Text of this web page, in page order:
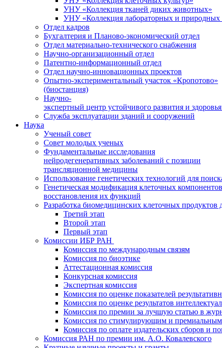
УНУ «Коллекция тканей диких животных»
УНУ «Коллекция лабораторных и природных
Отдел кадров
Бухгалтерия и Планово-экономический отдел
Отдел материально-технического снабжения
Научно-организационный отдел
Патентно-информационный отдел
Отдел научно-инновационных проектов
Опытно-экспериментальный участок «Кропотово»
(биостанция)
Научно-
экспертный центр устойчивого развития и
Служба эксплуатации зданий и сооружений
Наука
Ученый совет
Совет молодых ученых
Фундаментальные исследования
нейродегенеративных заболеваний с позиции
трансляционной медицины
Использование генетических технологий для
Генетическая модификация клеточных
восстановления их функций
Разработка биомедицинских клеточных продуктов
Третий этап
Второй этап
Первый этап
Комиссии ИБР РАН
Комиссия по международным связям
Комиссия по биоэтике
Аттестационная комиссия
Конкурсная комиссия
Экспертная комиссия
Комиссия по оценке показателей
Комиссия по оценке результатов
Комиссия по премии за лучшую статью в
Комиссия по стимулирующим и
Комиссия по оплате издательских сборов и
Комиссия РАН по премии им. А.О. Ковалевского